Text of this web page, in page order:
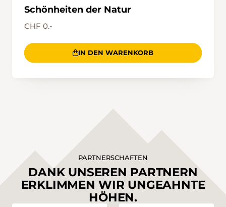
Schönheiten der Natur
CHF 0.-
IN DEN WARENKORB
PARTNERSCHAFTEN
DANK UNSEREN PARTNERN
ERKLIMMEN WIR UNGEAHNTE
HÖHEN.